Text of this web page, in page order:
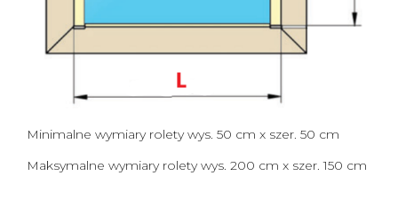
Minimalne wymiary rolety wys. 50 cm x szer. 50 cm
Maksymalne wymiary rolety wys. 200 cm x szer. 150 cm